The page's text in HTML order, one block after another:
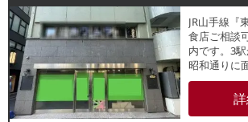
JR山手線『
食店ご相談
内です。3駅
昭和通りに
辺はデパー
り、買い物
中心とした